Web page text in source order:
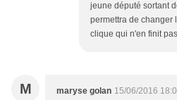
jeune député sortant
permettra de changer
clique qui n'en finit
M maryse golan 15/06/2016